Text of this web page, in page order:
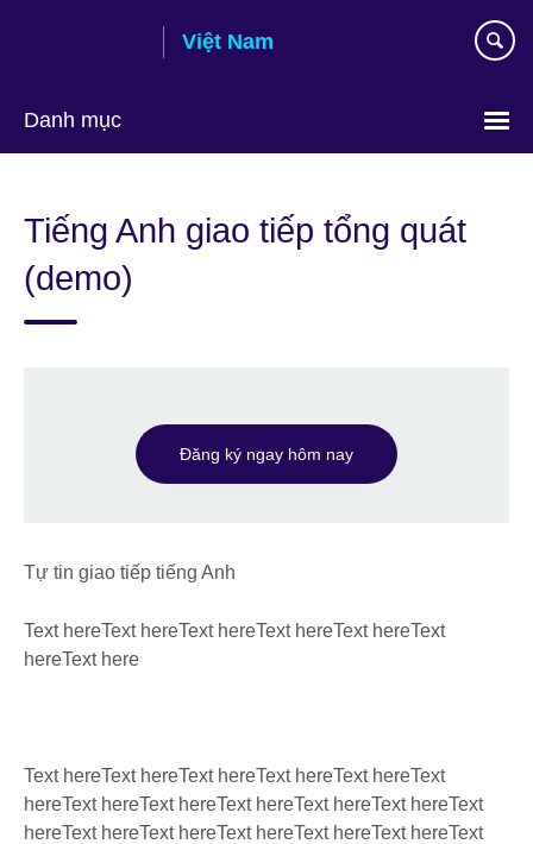
Việt Nam
Danh mục
language
Tiếng Anh giao tiếp tổng quát
(demo)
Đăng ký ngay hôm nay
Tự tin giao tiếp tiếng Anh
Text hereText hereText hereText hereText hereText
hereText here
Text hereText hereText hereText hereText hereText
hereText hereText hereText hereText hereText hereText
hereText hereText hereText hereText hereText hereText